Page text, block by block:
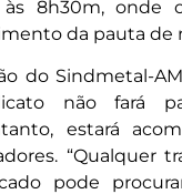
às 8h30m, onde
da pauta de
do Sindmetal-
não fará
estará
“Qualquer
pode